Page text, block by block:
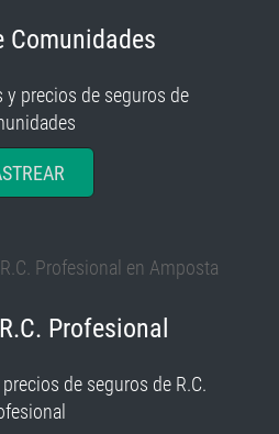
Comunidades
y precios de seguros de
Profesional
de seguros de R.C.